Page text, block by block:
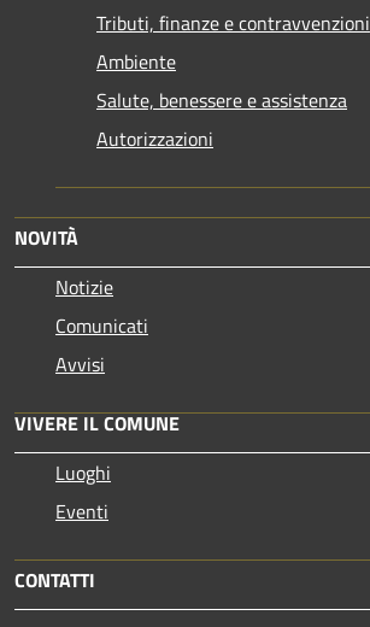
Tributi, finanze e contravvenzioni
Ambiente
Salute, benessere e assistenza
Autorizzazioni
NOVITÀ
Notizie
Comunicati
Avvisi
VIVERE IL COMUNE
Luoghi
Eventi
CONTATTI